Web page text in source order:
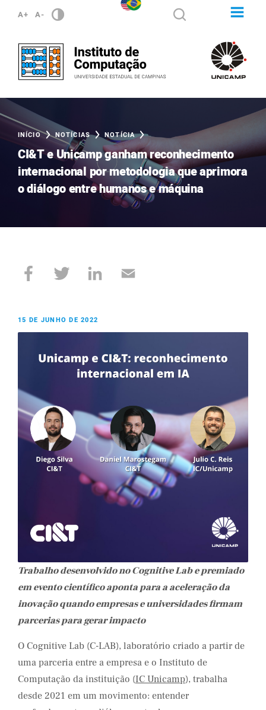
A+ A-
INÍCIO NOTÍCIAS NOTÍCIA
CI&T e Unicamp ganham reconhecimento
internacional por metodologia que aprimora
o diálogo entre humanos e máquina
15 DE JUNHO DE 2022
Trabalho desenvolvido no Cognitive Lab e premiado
em evento científico aponta para a aceleração da
inovação quando empresas e universidades firmam
parcerias para gerar impacto
O Cognitive Lab (C-LAB), laboratório criado a partir de
uma parceria entre a empresa e o Instituto de
Computação da instituição (IC Unicamp), trabalha
desde 2021 em um movimento: entender